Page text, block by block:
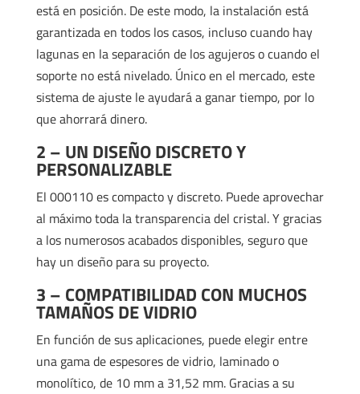
está en posición. De este modo, la instalación está
garantizada en todos los casos, incluso cuando hay
lagunas en la separación de los agujeros o cuando el
soporte no está nivelado. Único en el mercado, este
sistema de ajuste le ayudará a ganar tiempo, por lo
que ahorrará dinero.
2 – UN DISEÑO DISCRETO Y
PERSONALIZABLE
El 000110 es compacto y discreto. Puede aprovechar
al máximo toda la transparencia del cristal. Y gracias
a los numerosos acabados disponibles, seguro que
hay un diseño para su proyecto.
3 – COMPATIBILIDAD CON MUCHOS
TAMAÑOS DE VIDRIO
En función de sus aplicaciones, puede elegir entre
una gama de espesores de vidrio, laminado o
monolítico, de 10 mm a 31,52 mm. Gracias a su